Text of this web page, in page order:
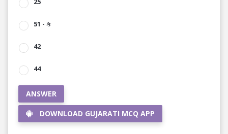
51 - ક
42
44
ANSWER
DOWNLOAD GUJARATI MCQ APP